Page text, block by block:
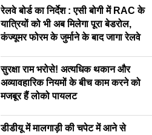
रेलवे बोर्ड का निर्देश : एसी बोगी में RAC के
यात्रियों को भी अब मिलेगा पूरा बेडरोल,
कंज्यूमर फोरम के जुर्माने के बाद जागा रेलवे
सुरक्षा राम भरोसे! अत्यधिक थकान और
अव्यावहारिक नियमों के बीच काम करने को
मजबूर हैं लोको पायलट
डीडीयू में मालगाड़ी की चपेट में आने से